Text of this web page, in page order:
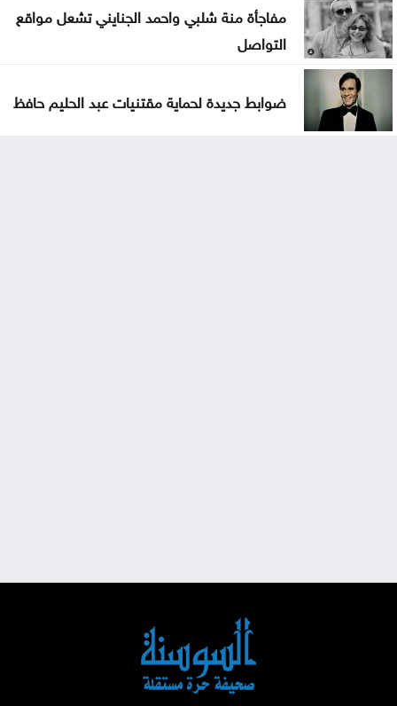
مفاجأة منة شلبي واحمد الجنايني تشعل مواقع
التواصل
ضوابط جديدة لحماية مقتنيات عبد الحليم حافظ